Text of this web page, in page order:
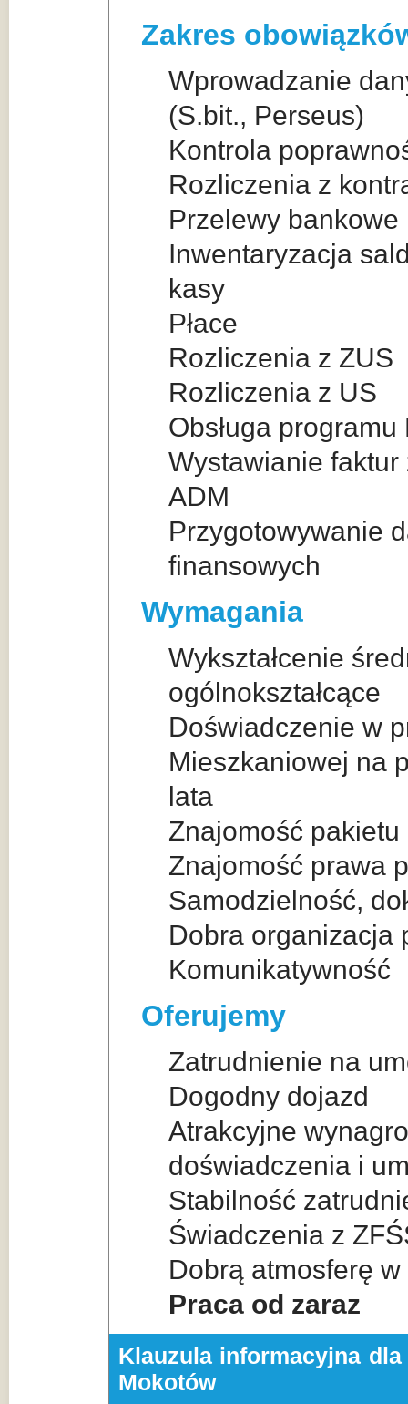
Zakres
Wprowadzanie
(S.bit., Perseus)
Kontrola
Rozliczenia z
Przelewy bankowe
Inwentaryzacja
kasy
Płace
Rozliczenia z ZUS
Rozliczenia z US
Obsługa programu
Wystawianie faktur
ADM
Przygotowywanie
finansowych
Wymagania
Wykształcenie
ogólnokształcące
Doświadczenie w
Mieszkaniowej na
lata
Znajomość
Znajomość prawa
Samodzielność,
Dobra organizacja
Komunikatywność
Oferujemy
Zatrudnienie na
Dogodny dojazd
Atrakcyjne
doświadczenia i
Stabilność
Świadczenia z
Dobrą atmosferę w
Praca od zaraz
Klauzula informacyjna
Mokotów